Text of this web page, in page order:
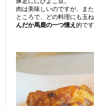
肉は美味しいのですが、ま
ところで、どの料理にも玉
んだか馬鹿の一つ憶え的で